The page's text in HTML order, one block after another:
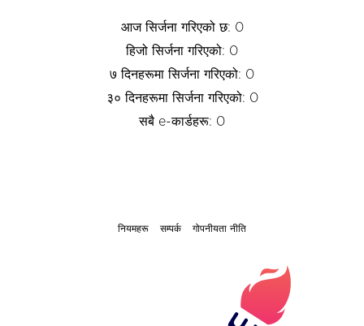
आज सिर्जना गरिएको छ: 0
हिजो सिर्जना गरिएको: 0
७ दिनहरूमा सिर्जना गरिएको: 0
३० दिनहरूमा सिर्जना गरिएको: 0
सबै e-कार्डहरू: 0
नियमहरू सम्पर्क गोपनीयता नीति